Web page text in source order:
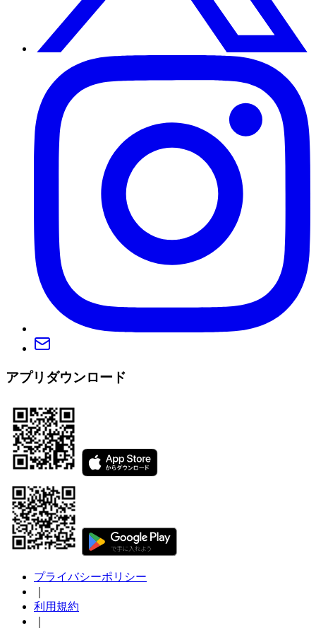
アプリダウンロード
プライバシーポリシー
利用規約